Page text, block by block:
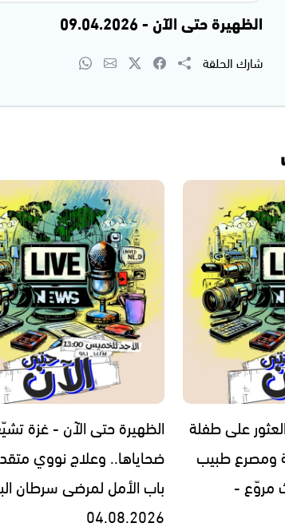
الظهيرة حتى الآن - 09.04.2026
شارك الحلقة
على طفلة
ومصرع طبيب
مروّع -
الظهيرة حتى الآن - غزة
ضحاياها.. وعلاج نووي
باب الأمل لمرضى سرطان
04.08.2026